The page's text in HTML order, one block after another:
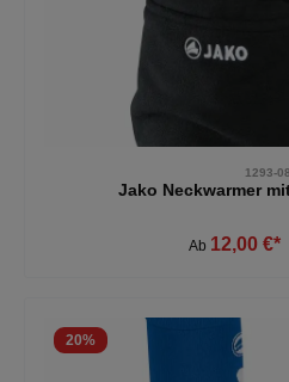
1293-08
Jako Neckwarmer
Ab 12,00 €*
20%